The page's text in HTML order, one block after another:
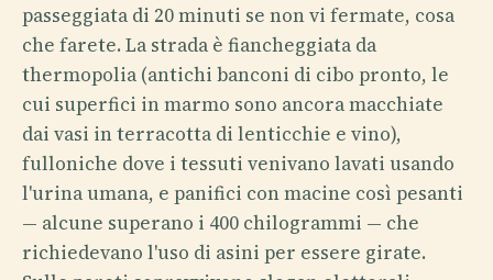
passeggiata di 20 minuti se non vi fermate, cosa
che farete. La strada è fiancheggiata da
thermopolia (antichi banconi di cibo pronto, le
cui superfici in marmo sono ancora macchiate
dai vasi in terracotta di lenticchie e vino),
fulloniche dove i tessuti venivano lavati usando
l'urina umana, e panifici con macine così pesanti
— alcune superano i 400 chilogrammi — che
richiedevano l'uso di asini per essere girate.